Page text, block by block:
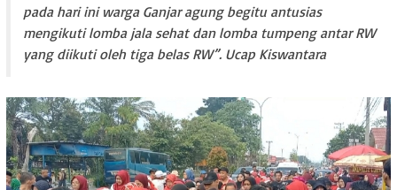
pada hari ini warga Ganjar agung begitu antusias
mengikuti lomba jala sehat dan lomba tumpeng antar RW
yang diikuti oleh tiga belas RW”. Ucap Kiswantara